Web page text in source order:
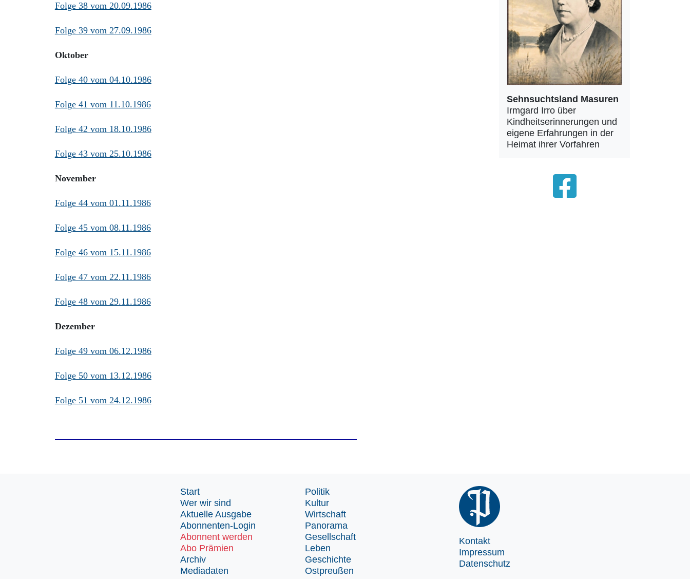
Folge 38 vom 20.09.1986
Folge 39 vom 27.09.1986
Oktober
Folge 40 vom 04.10.1986
Folge 41 vom 11.10.1986
Folge 42 vom 18.10.1986
Folge 43 vom 25.10.1986
November
Folge 44 vom 01.11.1986
Folge 45 vom 08.11.1986
Folge 46 vom 15.11.1986
Folge 47 vom 22.11.1986
Folge 48 vom 29.11.1986
Dezember
Folge 49 vom 06.12.1986
Folge 50 vom 13.12.1986
Folge 51 vom 24.12.1986
Sehnsuchtsland Masuren
Irmgard Irro über
Kindheitserinnerungen und
eigene Erfahrungen in der
Heimat ihrer Vorfahren
Start
Wer wir sind
Aktuelle Ausgabe
Abonnenten-Login
Abonnent werden
Abo Prämien
Archiv
Mediadaten
Politik
Kultur
Wirtschaft
Panorama
Gesellschaft
Leben
Geschichte
Ostpreußen
Kontakt
Impressum
Datenschutz